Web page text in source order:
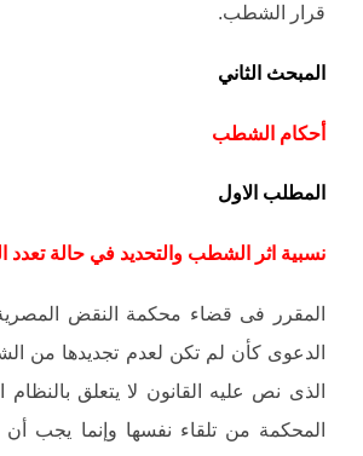
قرار الشطب.
المبحث الثاني
أحكام الشطب
المطلب الاول
نسبية اثر الشطب والتحديد في حالة تعدد
المقرر فى قضاء محكمة النقض المصرية
الدعوى كأن لم تكن لعدم تجديدها من
الذى نص عليه القانون لا يتعلق بالنظام
المحكمة من تلقاء نفسها وإنما يجب